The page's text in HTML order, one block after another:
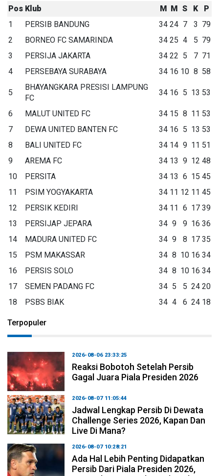
Pos Klub M M S K
P
1
PERSIB BANDUNG 34 24 7 3 79
2
BORNEO FC SAMARINDA 34 25 4 5 79
3
PERSIJA JAKARTA 34 22 5 7 71
4
PERSEBAYA SURABAYA 34 16 10 8 58
5
BHAYANGKARA PRESISI LAMPUNG
FC
34 16 5 13 53
6 MALUT UNITED FC 34 15 8 11 53
7
DEWA UNITED BANTEN FC 34 16 5 13 53
8
BALI UNITED FC 34 14 9 11 51
9
AREMA FC 34 13 9 12 48
10
PERSITA 34 13 6 15 45
11
PSIM YOGYAKARTA 34 11 12 11 45
12
PERSIK KEDIRI 34 11 6 17 39
13
PERSIJAP JEPARA 34 9 9 16 36
14
MADURA UNITED FC 34 9 8 17 35
15
PSM MAKASSAR 34 8 10 16 34
16
PERSIS SOLO 34 8 10 16 34
17
SEMEN PADANG FC 34 5 5 24 20
18
PSBS BIAK 34 4 6 24 18
Terpopuler
2026-08-06 23:33:25
Reaksi Bobotoh Setelah Persib
Gagal Juara Piala Presiden 2026
2026-08-07 11:05:44
Jadwal Lengkap Persib Di Dewata
Challenge Series 2026, Kapan Dan
Live Di Mana?
2026-08-07 10:28:21
Ada Hal Lebih Penting Didapatkan
Persib Dari Piala Presiden 2026,